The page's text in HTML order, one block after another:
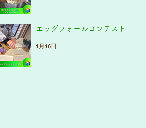
エッグフォールコンテスト
1月16日